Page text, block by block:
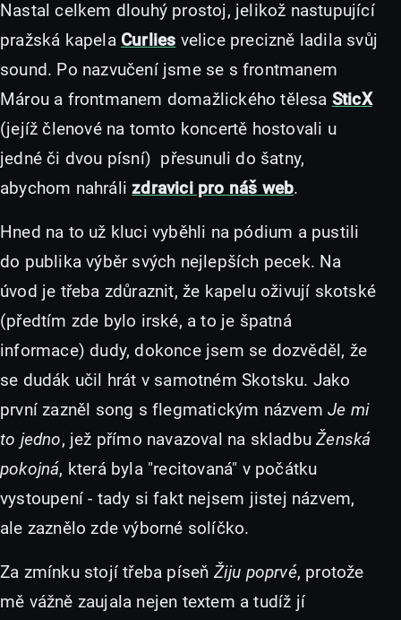
Nastal celkem dlouhý prostoj, jelikož nastupující
pražská kapela Curlies velice precizně ladila svůj
sound. Po nazvučení jsme se s frontmanem
Márou a frontmanem domažlického tělesa SticX
(jejíž členové na tomto koncertě hostovali u
jedné či dvou písní) přesunuli do šatny,
abychom nahrálizdravici pro náš web.
Hned na to už kluci vyběhli na pódium a pustili
do publika výběr svých nejlepších pecek. Na
úvod je třeba zdůraznit, že kapelu oživují skotské
(předtím zde bylo irské, a to je špatná
informace) dudy, dokonce jsem se dozvěděl, že
se dudák učil hrát v samotném Skotsku. Jako
první zazněl song s flegmatickým názvem Je mi
to jedno, jež přímo navazoval na skladbuŽenská
pokojná, která byla "recitovaná" v počátku
vystoupení - tady si fakt nejsem jistej názvem,
ale zaznělo zde výborné solíčko.
Za zmínku stojí třeba píseň Žiju poprvé, protože
mě vážně zaujala nejen textem a tudíž jí